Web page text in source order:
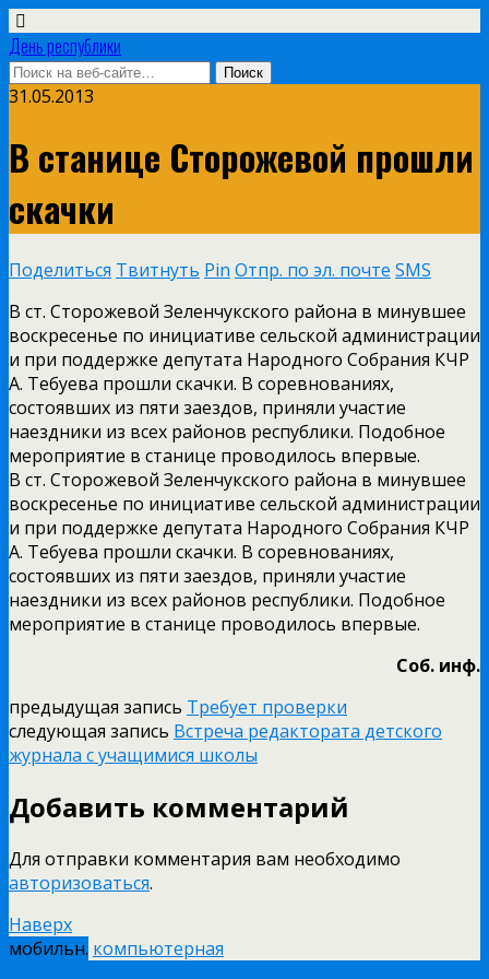
День республики
31.05.2013
В станице Сторожевой прошли
скачки
Поделиться Твитнуть Pin Отпр. по эл. почте SMS
В ст. Сторожевой Зеленчукского района в минувшее
воскресенье по инициативе сельской администрации
и при поддержке депутата Народного Собрания КЧР
А. Тебуева прошли скачки. В соревнованиях,
состоявших из пяти заездов, приняли участие
наездники из всех районов республики. Подобное
мероприятие в станице проводилось впервые.
В ст. Сторожевой Зеленчукского района в минувшее
воскресенье по инициативе сельской администрации
и при поддержке депутата Народного Собрания КЧР
А. Тебуева прошли скачки. В соревнованиях,
состоявших из пяти заездов, приняли участие
наездники из всех районов республики. Подобное
мероприятие в станице проводилось впервые.
Соб. инф.
предыдущая запись Требует проверки
следующая запись Встреча редактората детского
журнала с учащимися школы
Добавить комментарий
Для отправки комментария вам необходимо
авторизоваться.
Наверх
мобильн. компьютерная